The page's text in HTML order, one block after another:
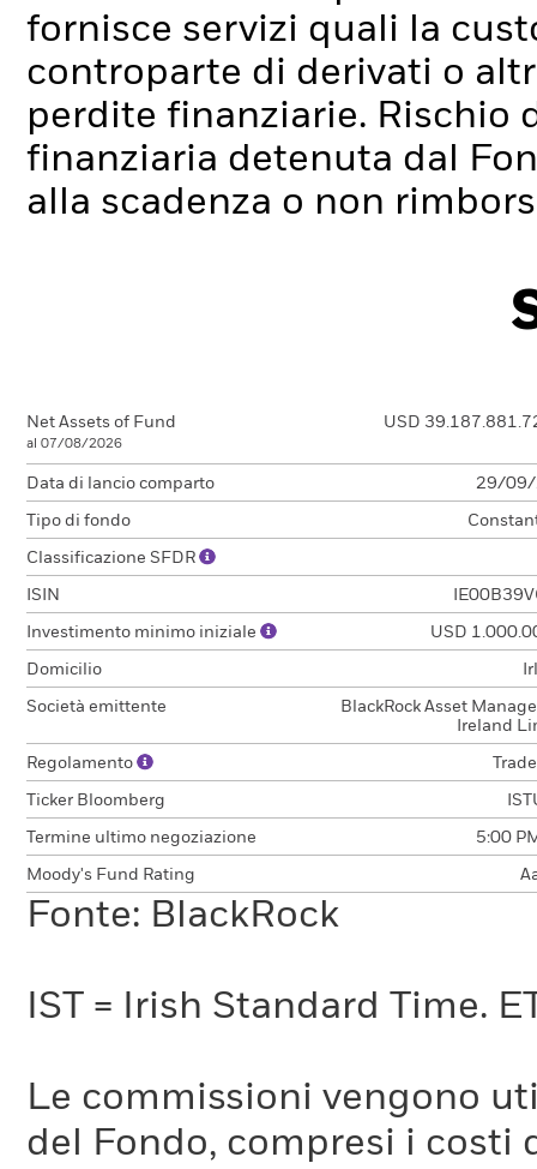
fornisce servizi quali la
controparte di derivati o
perdite finanziarie. Rischio
finanziaria detenuta dal
alla scadenza o non
Net Assets of Fund
al 07/08/2026
USD
Data di lancio comparto 29/09/
Tipo di fondo
Classificazione SFDR
ISIN
Investimento minimo iniziale USD
Domicilio
Società emittente
BlackRock Asset
Ireland
Regolamento
Ticker Bloomberg
Termine ultimo negoziazione 5:00
Moody's Fund Rating
Fonte: BlackRock
IST = Irish Standard Time.
Le commissioni vengono
del Fondo, compresi i